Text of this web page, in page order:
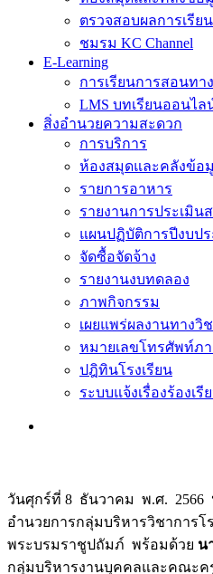
ตรวจสอบผลการเรียน
ชมรม KC Channel
E-Learning
การเรียนการสอนทา
LMS บทเรียนออนไล
สิ่งอำนวยความสะดวก
การบริการ
ห้องสมุดและคลังข้อ
รายการอาหาร
รายงานการประเมิน
แผนปฏิบัติการปีงบป
จัดซื้อจัดจ้าง
รายงานงบทดลอง
ภาพกิจกรรม
เผยแพร่ผลงานทางวิ
หมายเลขโทรศัพท์ภ
ปฎิทินโรงเรียน
ระบบแจ้งเรื่องร้องเรี
วันศุกร์ที่ 8 ธันวาคม พ.ศ. 2566
อำนวยการกลุ่มบริหารวิชาการโ
พระบรมราชูปถัมภ์ พร้อมด้วย น
กลุ่มบริหารงานบุคคลและคณะค